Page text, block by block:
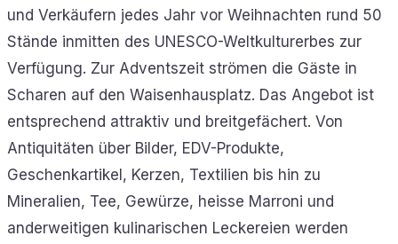
und Verkäufern jedes Jahr vor Weihnachten rund 50
Stände inmitten des UNESCO-Weltkulturerbes zur
Verfügung. Zur Adventszeit strömen die Gäste in
Scharen auf den Waisenhausplatz. Das Angebot ist
entsprechend attraktiv und breitgefächert. Von
Antiquitäten über Bilder, EDV-Produkte,
Geschenkartikel, Kerzen, Textilien bis hin zu
Mineralien, Tee, Gewürze, heisse Marroni und
anderweitigen kulinarischen Leckereien werden